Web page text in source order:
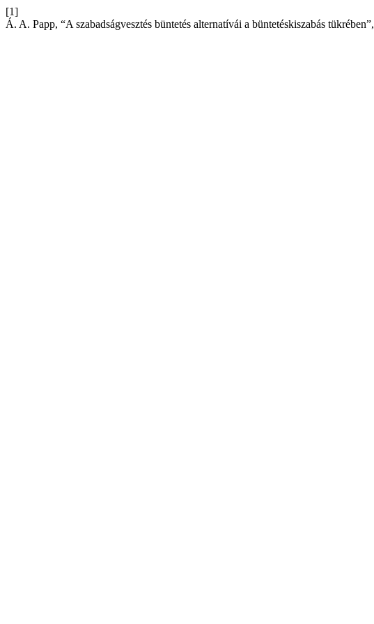
[1]
Á. A. Papp, “A szabadságvesztés büntetés alternatívái a büntetéskiszabás tükrében”,